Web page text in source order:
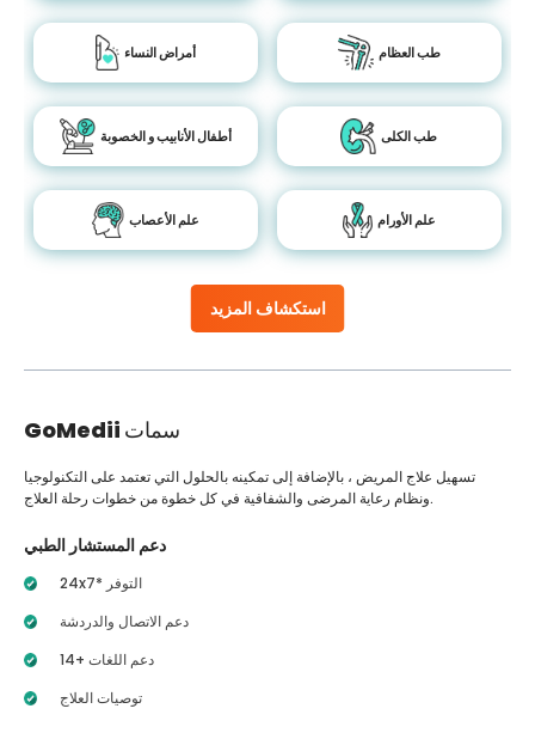
استكشاف المزيد
أمراض النساء طب العظام
أطفال الأنابيب و الخصوبة طب الكلى
علم الأعصاب علم الأورام
GoMedii سمات
تسهيل علاج المريض ، بالإضافة إلى تمكينه بالحلول التي تعتمد على التكنولوجيا
ونظام رعاية المرضى والشفافية في كل خطوة من خطوات رحلة العلاج.
دعم المستشار الطبي
24x7* التوفر
دعم الاتصال والدردشة
14+ دعم اللغات
توصيات العلاج